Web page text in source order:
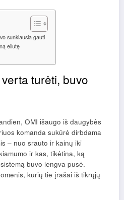
sunkiausia gauti
eilutę
turėti, buvo
OMI išaugo iš daugybės
komanda sukūrė dirbdama
– nuo ​​srauto ir kainų iki
ir kas, tikėtina, ką
buvo lengva pusė.
kurių tie įrašai iš tikrųjų